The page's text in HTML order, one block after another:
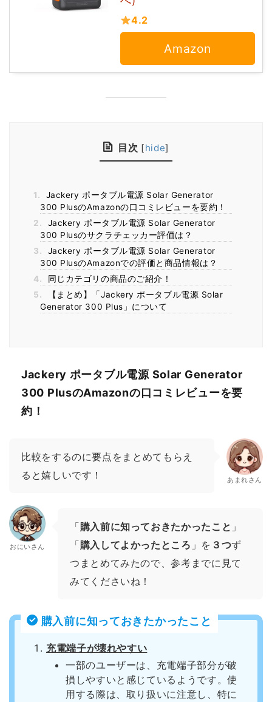
4.2
Amazon
目次 [hide]
1.
Jackery ポータブル電源 Solar Generator
300 PlusのAmazonの口コミレビューを要約！
2.
Jackery ポータブル電源 Solar Generator
300 Plusのサクラチェッカー評価は？
3.
Jackery ポータブル電源 Solar Generator
300 PlusのAmazonでの評価と商品情報は？
4.
同じカテゴリの商品のご紹介！
5.
【まとめ】「Jackery ポータブル電源 Solar
Generator 300 Plus」について
Jackery ポータブル電源 Solar Generator
300 PlusのAmazonの口コミレビューを要
約！
比較をするのに要点をまとめてもらえ
ると嬉しいです！
あまれさん
おにいさん
「購入前に知っておきたかったこと 」
「購入してよかったところ 」を ３つず
つまとめてみたので、参考までに見て
みてくださいね！
購入前に知っておきたかったこと
充電端子が壊れやすい
一部のユーザーは、充電端子部分が破
損しやすいと感じているようです。使
用する際は、取り扱いに注意し、特に